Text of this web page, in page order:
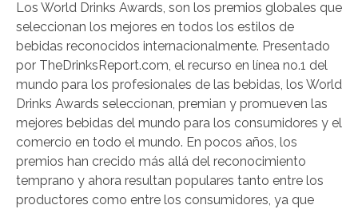
Los World Drinks Awards, son los premios globales que
seleccionan los mejores en todos los estilos de
bebidas reconocidos internacionalmente. Presentado
por TheDrinksReport.com, el recurso en línea no.1 del
mundo para los profesionales de las bebidas, los World
Drinks Awards seleccionan, premian y promueven las
mejores bebidas del mundo para los consumidores y el
comercio en todo el mundo. En pocos años, los
premios han crecido más allá del reconocimiento
temprano y ahora resultan populares tanto entre los
productores como entre los consumidores, ya que